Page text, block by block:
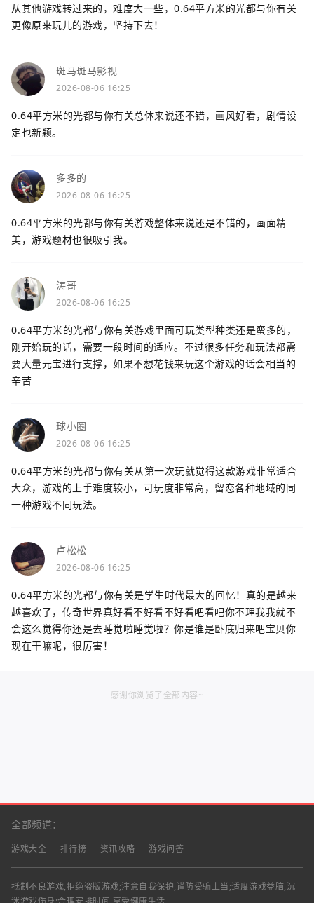
从其他游戏转过来的，难度大一些，0.64平方米的光都与你有关
更像原来玩儿的游戏，坚持下去！
斑马斑马影视
2026-08-06 16:25
0.64平方米的光都与你有关总体来说还不错，画风好看，剧情设
定也新颖。
多多的
2026-08-06 16:25
0.64平方米的光都与你有关游戏整体来说还是不错的，画面精
美，游戏题材也很吸引我。
涛哥
2026-08-06 16:25
0.64平方米的光都与你有关游戏里面可玩类型种类还是蛮多的，
刚开始玩的话，需要一段时间的适应。不过很多任务和玩法都需
要大量元宝进行支撑，如果不想花钱来玩这个游戏的话会相当的
辛苦
球小圈
2026-08-06 16:25
0.64平方米的光都与你有关从第一次玩就觉得这款游戏非常适合
大众，游戏的上手难度较小，可玩度非常高，留恋各种地域的同
一种游戏不同玩法。
卢松松
2026-08-06 16:25
0.64平方米的光都与你有关是学生时代最大的回忆！真的是越来
越喜欢了，传奇世界真好看不好看不好看吧看吧你不理我我就不
会这么觉得你还是去睡觉啦睡觉啦？你是谁是卧底归来吧宝贝你
现在干嘛呢，很厉害！
感谢你浏览了全部内容~
全部频道：
游戏大全 排行榜 资讯攻略 游戏问答
抵制不良游戏,拒绝盗版游戏;注意自我保护,谨防受骗上当;适度游戏益脑,沉